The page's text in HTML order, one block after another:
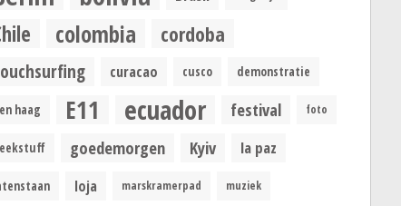
colombia cordoba
curacao cusco demonstratie
haag E11 ecuador festival foto
goedemorgen Kyiv la paz
loja marskramerpad muziek